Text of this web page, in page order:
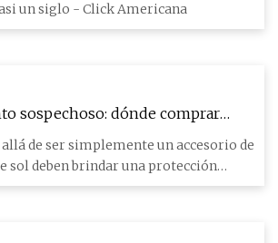
un siglo - Click Americana
sospechoso: dónde comprar
en la soleada Singapur
allá de ser simplemente un accesorio de
sol deben brindar una protección